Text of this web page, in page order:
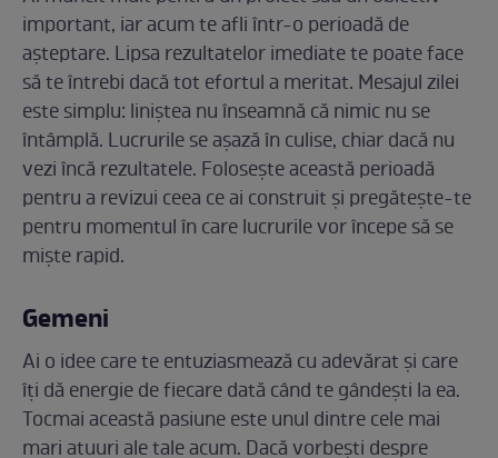
important, iar acum te afli într-o perioadă de
așteptare. Lipsa rezultatelor imediate te poate face
să te întrebi dacă tot efortul a meritat. Mesajul zilei
este simplu: liniștea nu înseamnă că nimic nu se
întâmplă. Lucrurile se așază în culise, chiar dacă nu
vezi încă rezultatele. Folosește această perioadă
pentru a revizui ceea ce ai construit și pregătește-te
pentru momentul în care lucrurile vor începe să se
miște rapid.
Gemeni
Ai o idee care te entuziasmează cu adevărat și care
îți dă energie de fiecare dată când te gândești la ea.
Tocmai această pasiune este unul dintre cele mai
mari atuuri ale tale acum. Dacă vorbești despre